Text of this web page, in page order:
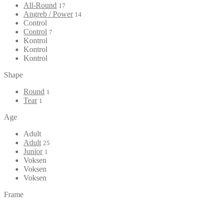
All-Round 17
Angreb / Power 14
Control
Control 7
Kontrol
Kontrol
Kontrol
Shape
Round 1
Tear 1
Age
Adult
Adult 25
Junior 1
Voksen
Voksen
Voksen
Frame